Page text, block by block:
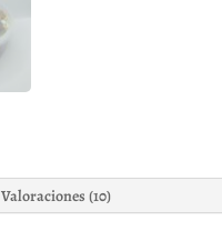
Valoraciones (10)